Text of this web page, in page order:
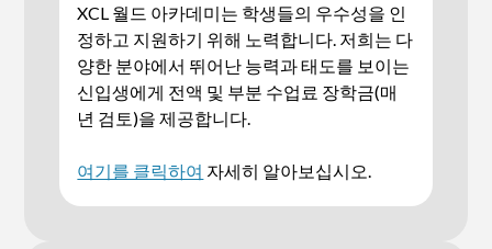
XCL 월드 아카데미는 학생들의 우수성을 인
정하고 지원하기 위해 노력합니다. 저희는 다
양한 분야에서 뛰어난 능력과 태도를 보이는
신입생에게 전액 및 부분 수업료 장학금(매
년 검토)을 제공합니다.
여기를 클릭하여 자세히 알아보십시오.